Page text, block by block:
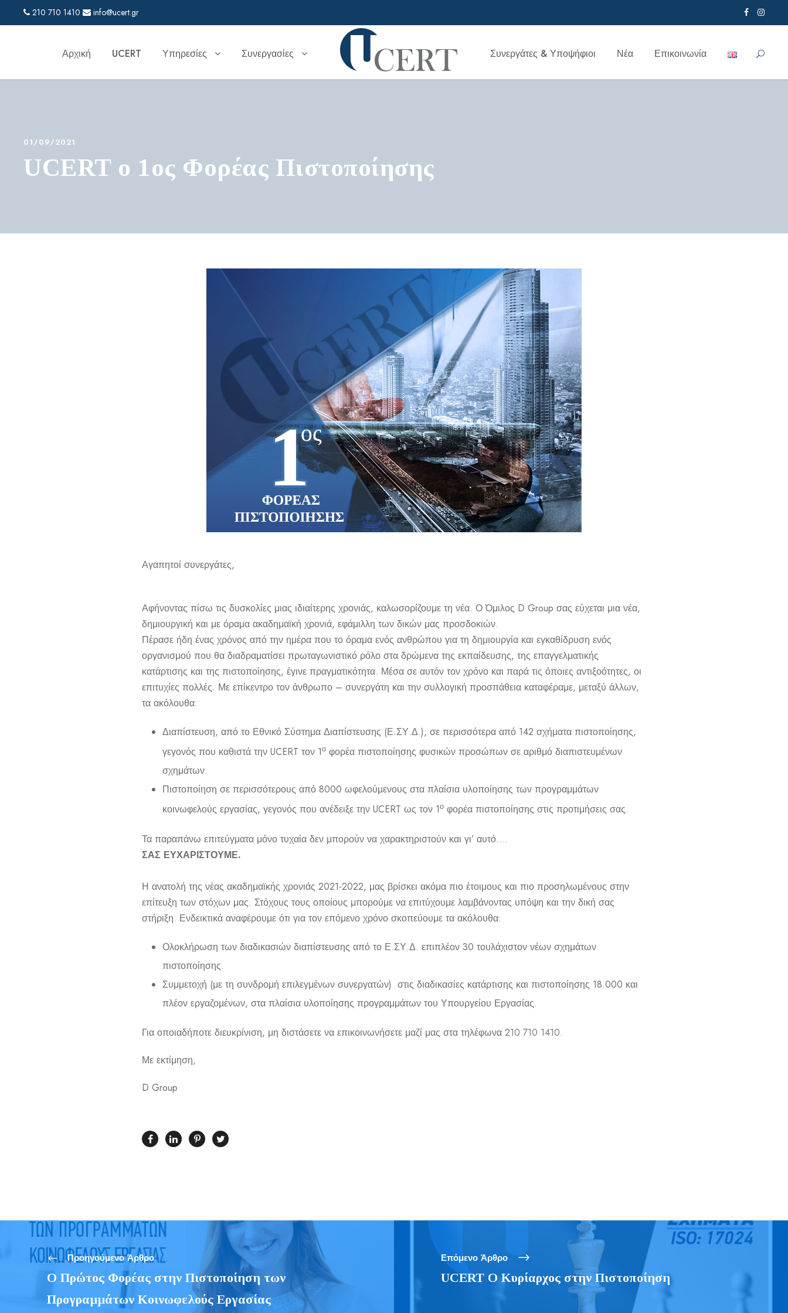
210 710 1410 info@ucert.gr
Αρχική UCERT Υπηρεσίες Συνεργασίες Συνεργάτες & Υποψήφιοι Νέα Επικοινωνία
01/09/2021
UCERT ο 1ος Φορέας Πιστοποίησης
Αγαπητοί συνεργάτες,
Αφήνοντας πίσω τις δυσκολίες μιας ιδιαίτερης χρονιάς, καλωσορίζουμε τη νέα. Ο Όμιλος D Group σας εύχεται μια νέα,
δημιουργική και με όραμα ακαδημαϊκή χρονιά, εφάμιλλη των δικών μας προσδοκιών.
Πέρασε ήδη ένας χρόνος από την ημέρα που το όραμα ενός ανθρώπου για τη δημιουργία και εγκαθίδρυση ενός
οργανισμού που θα διαδραματίσει πρωταγωνιστικό ρόλο στα δρώμενα της εκπαίδευσης, της επαγγελματικής
κατάρτισης και της πιστοποίησης, έγινε πραγματικότητα. Μέσα σε αυτόν τον χρόνο και παρά τις όποιες αντιξοότητες, οι
επιτυχίες πολλές. Με επίκεντρο τον άνθρωπο – συνεργάτη και την συλλογική προσπάθεια καταφέραμε, μεταξύ άλλων,
τα ακόλουθα:
Διαπίστευση, από το Εθνικό Σύστημα Διαπίστευσης (Ε.ΣΥ.Δ.), σε περισσότερα από 142 σχήματα πιστοποίησης,
γεγονός που καθιστά την UCERT τον 1ο φορέα πιστοποίησης φυσικών προσώπων σε αριθμό διαπιστευμένων
σχημάτων.
Πιστοποίηση σε περισσότερους από 8000 ωφελούμενους στα πλαίσια υλοποίησης των προγραμμάτων
κοινωφελούς εργασίας, γεγονός που ανέδειξε την UCERT ως τον 1ο φορέα πιστοποίησης στις προτιμήσεις σας.
Τα παραπάνω επιτεύγματα μόνο τυχαία δεν μπορούν να χαρακτηριστούν και γι’ αυτό….
ΣΑΣ ΕΥΧΑΡΙΣΤΟΥΜΕ.
Η ανατολή της νέας ακαδημαϊκής χρονιάς 2021-2022, μας βρίσκει ακόμα πιο έτοιμους και πιο προσηλωμένους στην
επίτευξη των στόχων μας. Στόχους τους οποίους μπορούμε να επιτύχουμε λαμβάνοντας υπόψη και την δική σας
στήριξη. Ενδεικτικά αναφέρουμε ότι για τον επόμενο χρόνο σκοπεύουμε τα ακόλουθα:
Ολοκλήρωση των διαδικασιών διαπίστευσης από το Ε.ΣΥ.Δ. επιπλέον 30 τουλάχιστον νέων σχημάτων
πιστοποίησης.
Συμμετοχή (με τη συνδρομή επιλεγμένων συνεργατών) στις διαδικασίες κατάρτισης και πιστοποίησης 18.000 και
πλέον εργαζομένων, στα πλαίσια υλοποίησης προγραμμάτων του Υπουργείου Εργασίας.
Για οποιαδήποτε διευκρίνιση, μη διστάσετε να επικοινωνήσετε μαζί μας στα τηλέφωνα 210 710 1410.
Με εκτίμηση,
D Group
Προηγούμενο Άρθρο
O Πρώτος Φορέας στην Πιστοποίηση των
Προγραμμάτων Κοινωφελούς Εργασίας
Επόμενο Άρθρο
UCERT Ο Κυρίαρχος στην Πιστοποίηση